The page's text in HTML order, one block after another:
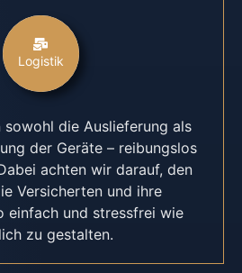
Logistik
sowohl die Auslieferung als
der Geräte – reibungslos
achten wir darauf, den
Versicherten und ihre
einfach und stressfrei wie
zu gestalten.